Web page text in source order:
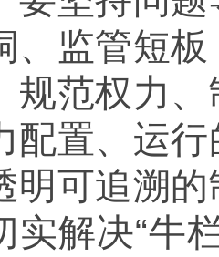
、监管短
规范权力
配置、运
明可追溯
实解决“牛